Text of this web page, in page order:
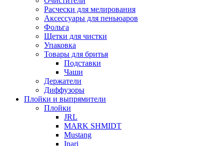
Расчески для мелирования
Аксессуары для пеньюаров
Фольга
Щетки для чистки
Упаковка
Товары для бритья
Подставки
Чаши
Держатели
Диффузоры
Плойки и выпрямители
Плойки
JRL
MARK SHMIDT
Mustang
Inari